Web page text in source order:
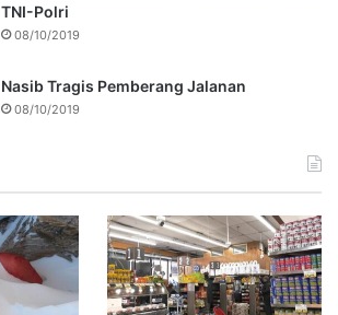
TNI-Polri
08/10/2019
Nasib Tragis Pemberang Jalanan
08/10/2019